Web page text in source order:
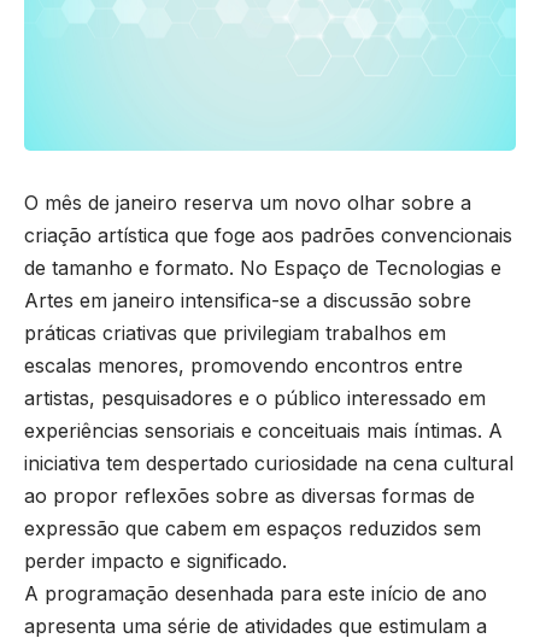
O mês de janeiro reserva um novo olhar sobre a
criação artística que foge aos padrões convencionais
de tamanho e formato. No Espaço de Tecnologias e
Artes em janeiro intensifica-se a discussão sobre
práticas criativas que privilegiam trabalhos em
escalas menores, promovendo encontros entre
artistas, pesquisadores e o público interessado em
experiências sensoriais e conceituais mais íntimas. A
iniciativa tem despertado curiosidade na cena cultural
ao propor reflexões sobre as diversas formas de
expressão que cabem em espaços reduzidos sem
perder impacto e significado.
A programação desenhada para este início de ano
apresenta uma série de atividades que estimulam a